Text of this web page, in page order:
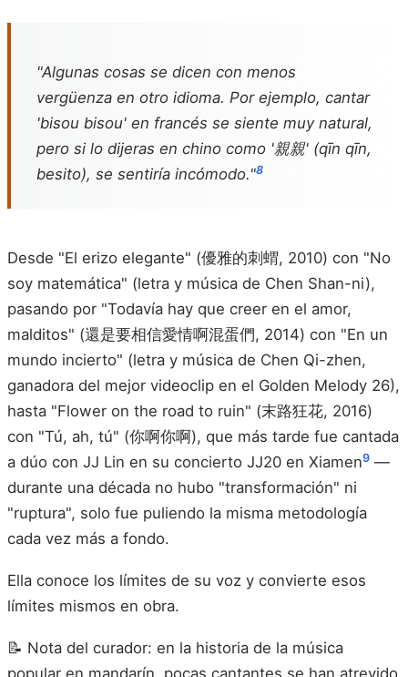
"Algunas cosas se dicen con menos
vergüenza en otro idioma. Por ejemplo, cantar
'bisou bisou' en francés se siente muy natural,
pero si lo dijeras en chino como '親親' (qīn qīn,
besito), se sentiría incómodo."8
Desde "El erizo elegante" (優雅的刺蝟, 2010) con "No
soy matemática" (letra y música de Chen Shan-ni),
pasando por "Todavía hay que creer en el amor,
malditos" (還是要相信愛情啊混蛋們, 2014) con "En un
mundo incierto" (letra y música de Chen Qi-zhen,
ganadora del mejor videoclip en el Golden Melody 26),
hasta "Flower on the road to ruin" (末路狂花, 2016)
con "Tú, ah, tú" (你啊你啊), que más tarde fue cantada
a dúo con JJ Lin en su concierto JJ20 en Xiamen9 —
durante una década no hubo "transformación" ni
"ruptura", solo fue puliendo la misma metodología
cada vez más a fondo.
Ella conoce los límites de su voz y convierte esos
límites mismos en obra.
📝 Nota del curador: en la historia de la música
popular en mandarín, pocas cantantes se han atrevido